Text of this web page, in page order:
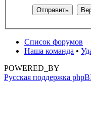
Список форумов
Наша команда •
POWERED_BY
Русская поддержка